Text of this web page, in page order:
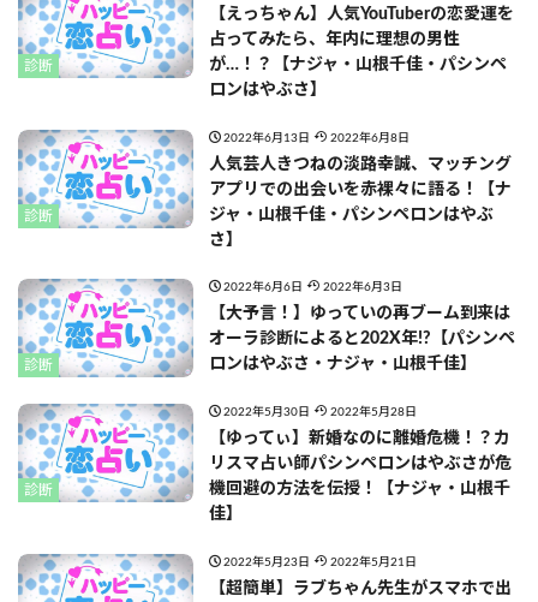
診断
【えっちゃん】人気YouTuberの恋愛運を
占ってみたら、年内に理想の男性
が…！？【ナジャ・山根千佳・パシンペ
ロンはやぶさ】
診断
2022年6月13日 2022年6月8日
人気芸人きつねの淡路幸誠、マッチング
アプリでの出会いを赤裸々に語る！【ナ
ジャ・山根千佳・パシンペロンはやぶ
さ】
診断
2022年6月6日 2022年6月3日
【大予言！】ゆっていの再ブーム到来は
オーラ診断によると202X年!?【パシンペ
ロンはやぶさ・ナジャ・山根千佳】
診断
2022年5月30日 2022年5月28日
【ゆってぃ】新婚なのに離婚危機！？カ
リスマ占い師パシンペロンはやぶさが危
機回避の方法を伝授！【ナジャ・山根千
佳】
2022年5月23日 2022年5月21日
【超簡単】ラブちゃん先生がスマホで出